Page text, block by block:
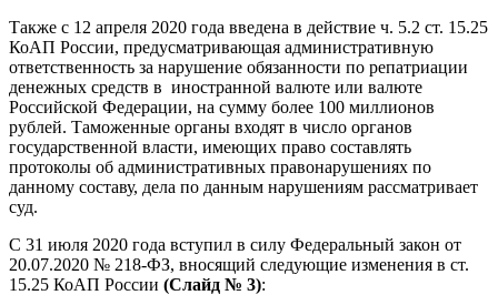
Также с 12 апреля 2020 года введена в действие ч. 5.2 ст. 15.25
КоАП России, предусматривающая административную
ответственность за нарушение обязанности по репатриации
денежных средств в иностранной валюте или валюте
Российской Федерации, на сумму более 100 миллионов
рублей. Таможенные органы входят в число органов
государственной власти, имеющих право составлять
протоколы об административных правонарушениях по
данному составу, дела по данным нарушениям рассматривает
суд.
С 31 июля 2020 года вступил в силу Федеральный закон от
20.07.2020 № 218-ФЗ, вносящий следующие изменения в ст.
15.25 КоАП России (Слайд № 3):